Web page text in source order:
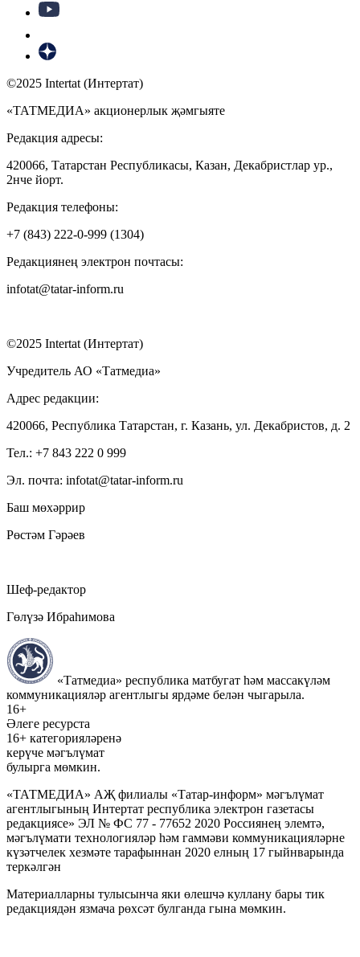
©2025 Intertat (Интертат)
«ТАТМЕДИА» акционерлык җәмгыяте
Редакция адресы:
420066, Татарстан Республикасы, Казан, Декабристлар ур.,
2нче йорт.
Редакция телефоны:
+7 (843) 222-0-999 (1304)
Редакциянең электрон почтасы:
infotat@tatar-inform.ru
©2025 Intertat (Интертат)
Учредитель АО «Татмедиа»
Адрес редакции:
420066, Республика Татарстан, г. Казань, ул. Декабристов, д. 2
Тел.: +7 843 222 0 999
Эл. почта: infotat@tatar-inform.ru
Баш мөхәррир
Рөстәм Гәрәев
Шеф-редактор
Гөлүзә Ибраһимова
«Татмедиа» республика матбугат һәм массакүләм
коммуникацияләр агентлыгы ярдәме белән чыгарыла.
16+
Әлеге ресурста
16+ категорияләренә
керүче мәгълүмат
булырга мөмкин.
«ТАТМЕДИА» АҖ филиалы «Татар-информ» мәгълүмат
агентлыгының Интертат республика электрон газетасы
редакциясе» ЭЛ № ФС 77 - 77652 2020 Россиянең элемтә,
мәгълүмати технологияләр һәм гаммәви коммуникацияләрне
күзәтчелек хезмәте тарафыннан 2020 елның 17 гыйнварында
теркәлгән
Материалларны тулысынча яки өлешчә куллану бары тик
редакциядән язмача рөхсәт булганда гына мөмкин.